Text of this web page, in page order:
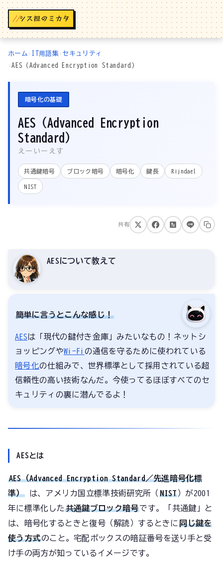
//
ホーム › IT用語集› セキュリティ
›AES（Advanced Encryption Standard）
暗号化の基礎
AES（Advanced Encryption
Standard）
えーいーえす
共通鍵暗号 ブロック暗号 暗号化 鍵長 Rijndael
NIST
共有
AESについて教えて
簡単に言うとこんな感じ！
AESは「現代の鍵付き金庫」みたいなもの！ネットシ
ョッピングやWi-Fi の通信を守るために使われている
暗号化の仕組みで、世界標準として採用されている超
信頼性の高い技術なんだ。今使ってるほぼすべてのセ
キュリティの裏に潜んでるよ！
AESとは
AES（Advanced Encryption Standard／先進暗号化標
準） は、アメリカ国立標準技術研究所（ NIST ）が2001
年に標準化した共通鍵ブロック暗号です。「共通鍵」と
は、暗号化するときと復号（解読）するときに 同じ鍵を
使う方式のこと。宅配ボックスの暗証番号を送り手と受
け手の両方が知っているイメージです。